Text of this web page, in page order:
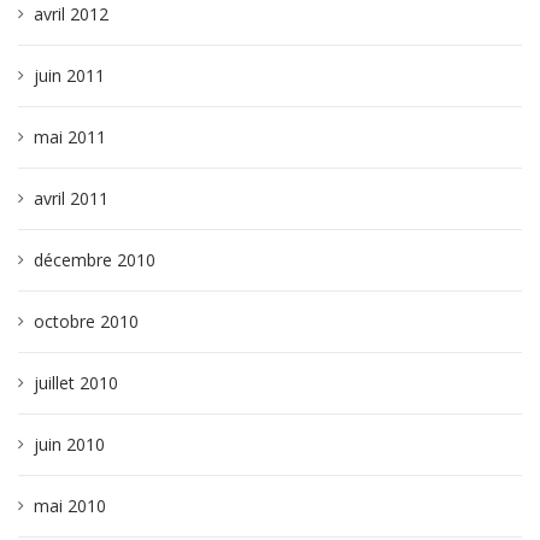
avril 2012
juin 2011
mai 2011
avril 2011
décembre 2010
octobre 2010
juillet 2010
juin 2010
mai 2010